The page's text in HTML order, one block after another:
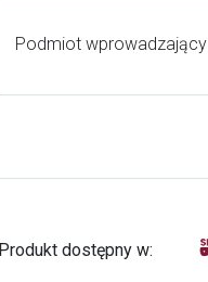
Podmiot wprowadzający
Produkt dostępny w: